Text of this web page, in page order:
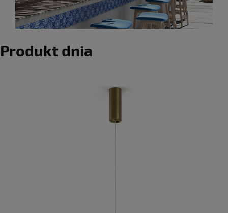
Produkt dnia